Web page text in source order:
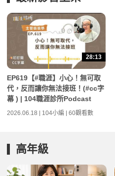
28:13
EP619【#職涯】小心！無可取
代，反而讓你無法接班！(#cc字
幕 ) | 104職涯診所Podcast
2026.06.18 | 104小編 | 60觀看數
高年級